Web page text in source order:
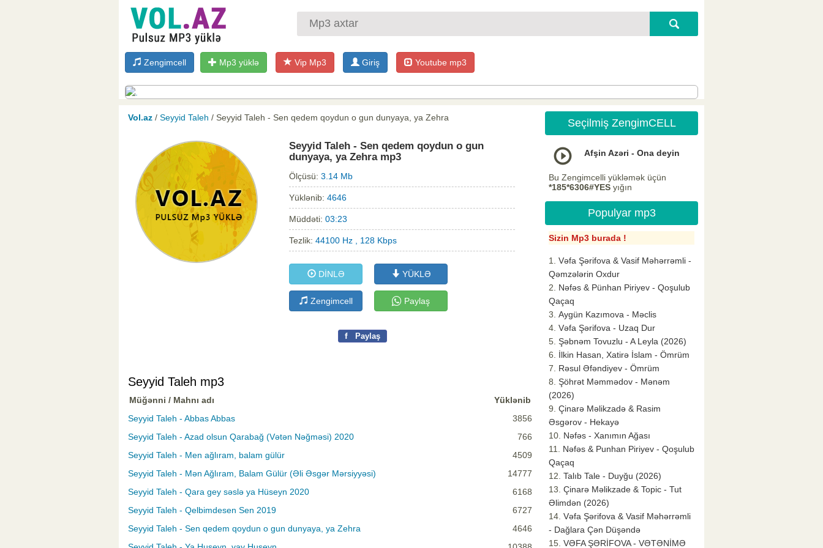
Zengimcell Mp3 yüklə Vip Mp3 Giriş Youtube mp3
Vol.az / Seyyid Taleh / Seyyid Taleh - Sen qedem qoydun o gun dunyaya, ya Zehra
Seyyid Taleh - Sen qedem qoydun o gun
dunyaya, ya Zehra mp3
Ölçüsü: 3.14 Mb
Yüklənib: 4646
Müddəti: 03:23
Tezlik: 44100 Hz , 128 Kbps
DİNLƏ YÜKLƏ
Zengimcell Paylaş
f Paylaş
Seyyid Taleh mp3
Müğənni / Mahnı adı
Yüklənib
Seyyid Taleh - Abbas Abbas
3856
Seyyid Taleh - Azad olsun Qarabağ (Vətən Nəğməsi) 2020
766
Seyyid Taleh - Men ağlıram, balam gülür
4509
Seyyid Taleh - Mən Ağlıram, Balam Gülür (Əli Əsgər Mərsiyyəsi)
14777
Seyyid Taleh - Qara gey səslə ya Hüseyn 2020
6168
Seyyid Taleh - Qelbimdesen Sen 2019
6727
Seyyid Taleh - Sen qedem qoydun o gun dunyaya, ya Zehra
4646
Seçilmiş ZengimCELL
Afşin Azəri - Ona deyin
Bu Zengimcelli yükləmək üçün
*185*6306#YES yığın
Populyar mp3
Sizin Mp3 burada !
Vəfa Şərifova & Vasif Məhərrəmli -
Qəmzələrin Oxdur
Nəfəs & Pünhan Piriyev - Qoşulub
Qaçaq
Aygün Kazımova - Məclis
Vəfa Şərifova - Uzaq Dur
Şəbnəm Tovuzlu - A Leyla (2026)
İlkin Hasan, Xatirə İslam - Ömrüm
Rəsul Əfəndiyev - Ömrüm
Şöhrət Məmmədov - Mənəm
(2026)
Çinarə Məlikzadə & Rasim
Əsgərov - Hekayə
Nəfəs - Xanımın Ağası
Nəfəs & Punhan Piriyev - Qoşulub
Qaçaq
Talıb Tale - Duyğu (2026)
Çinarə Məlikzade & Topic - Tut
Əlimdən (2026)
Vəfa Şərifova & Vasif Məhərrəmli
- Dağlara Çən Düşəndə
VƏFA ŞƏRİFOVA - VƏTƏNİMƏ